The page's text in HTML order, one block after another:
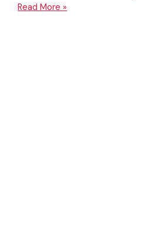
Read More »